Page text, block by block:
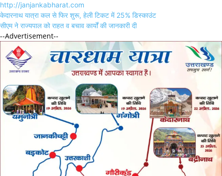
http://janjankabharat.com
Post
navigation
केदारनाथ यात्रा कल से फिर शुरू, हेली टिकट में 25% डिस्काउंट
सीएम ने राज्यपाल को राहत व बचाव कार्यों की जानकारी दी
--Advertisement--